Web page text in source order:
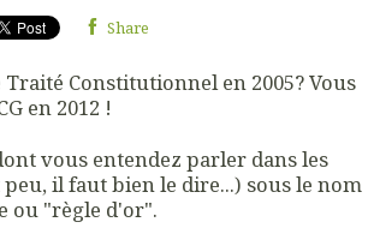
Share
Traité Constitutionnel en 2005? Vous
en 2012 !
vous entendez parler dans les
il faut bien le dire...) sous le nom
ou "règle d'or".